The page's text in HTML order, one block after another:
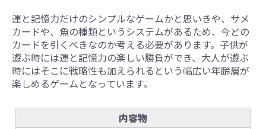
運と記憶力だけのシンプルなゲームかと思いきや、サメ
カードや、魚の種類というシステムがあるため、今どの
カードを引くべきなのか考える必要があります。子供が
遊ぶ時には運と記憶力の楽しい勝負ができ、大人が遊ぶ
時にはそこに戦略性も加えられるという幅広い年齢層が
楽しめるゲームとなっています。
内容物